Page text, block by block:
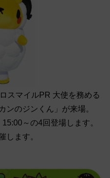
スマイルPR 大使を務める
ンのジンくん」が来場。
～の4回登場します。
します。